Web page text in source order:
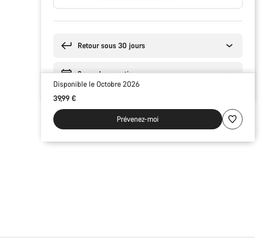
Retour sous 30 jours
2 ans de garantie
Disponible le Octobre 2026
39,99 €
Prévenez-moi